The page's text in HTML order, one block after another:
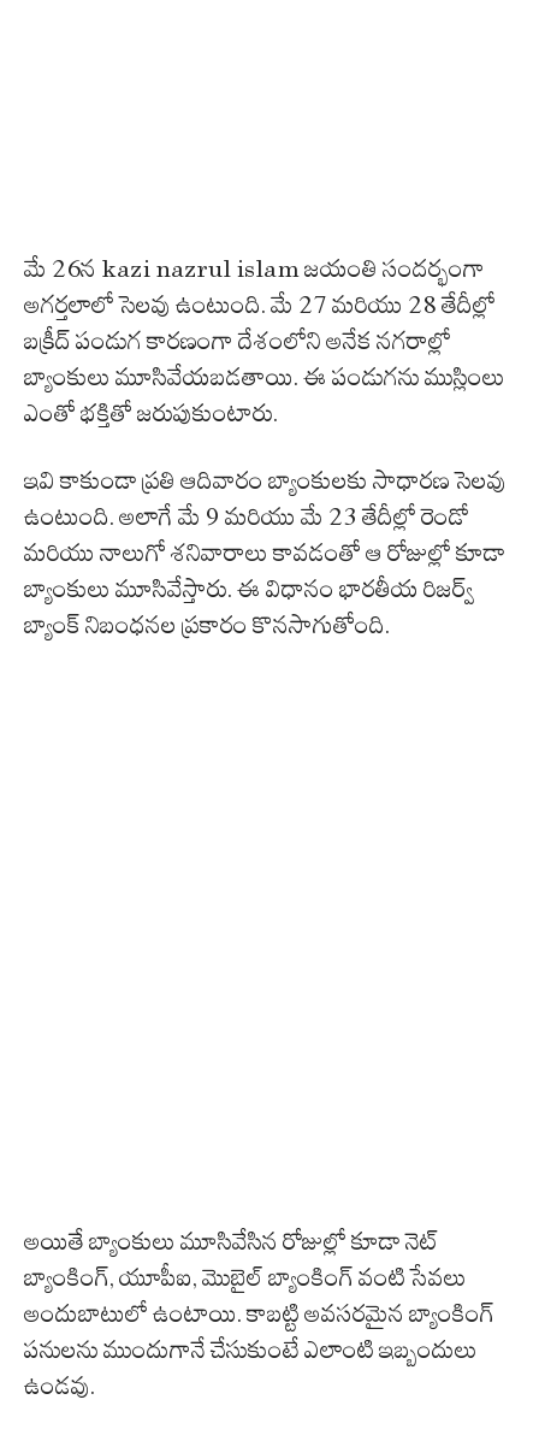
మే 26న kazi nazrul islam జయంతి సందర్భంగా
అగర్తలాలో సెలవు ఉంటుంది. మే 27 మరియు 28 తేదీల్లో
బక్రీద్ పండుగ కారణంగా దేశంలోని అనేక నగరాల్లో
బ్యాంకులు మూసివేయబడతాయి. ఈ పండుగను ముస్లింలు
ఎంతో భక్తితో జరుపుకుంటారు.
ఇవి కాకుండా ప్రతి ఆదివారం బ్యాంకులకు సాధారణ సెలవు
ఉంటుంది. అలాగే మే 9 మరియు మే 23 తేదీల్లో రెండో
మరియు నాలుగో శనివారాలు కావడంతో ఆ రోజుల్లో కూడా
బ్యాంకులు మూసివేస్తారు. ఈ విధానం భారతీయ రిజర్వ్
బ్యాంక్ నిబంధనల ప్రకారం కొనసాగుతోంది.
అయితే బ్యాంకులు మూసివేసిన రోజుల్లో కూడా నెట్
బ్యాంకింగ్, యూపీఐ, మొబైల్ బ్యాంకింగ్ వంటి సేవలు
అందుబాటులో ఉంటాయి. కాబట్టి అవసరమైన బ్యాంకింగ్
పనులను ముందుగానే చేసుకుంటే ఎలాంటి ఇబ్బందులు
ఉండవు.